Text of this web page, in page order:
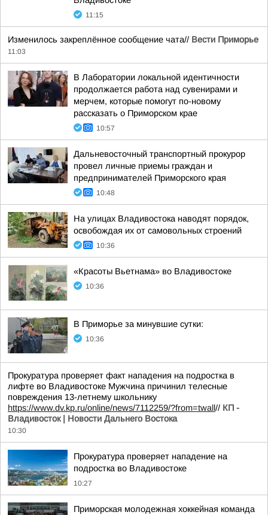
11:15
Изменилось закреплённое сообщение чата// Вести Приморье
11:03
В Лаборатории локальной идентичности
продолжается работа над сувенирами и
мерчем, которые помогут по-новому
рассказать о Приморском крае
10:57
Дальневосточный транспортный прокурор
провел личные приемы граждан и
предпринимателей Приморского края
10:48
На улицах Владивостока наводят порядок,
освобождая их от самовольных строений
10:36
«Красоты Вьетнама» во Владивостоке
10:36
В Приморье за минувшие сутки:
10:36
Прокуратура проверяет факт нападения на подростка в
лифте во Владивостоке Мужчина причинил телесные
повреждения 13-летнему школьнику
https://www.dv.kp.ru/online/news/7112259/?from=twall// КП -
Владивосток | Новости Дальнего Востока
10:30
Прокуратура проверяет нападение на
подростка во Владивостоке
10:27
Приморская молодежная хоккейная команда